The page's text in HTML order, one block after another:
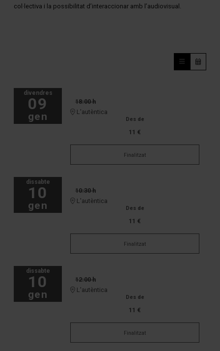
col·lectiva i la possibilitat d’interaccionar amb l’audiovisual.
divendres
09
gen
18:00 h
L'autèntica
Des de
11 €
Finalitzat
dissabte
10
gen
10:30 h
L'autèntica
Des de
11 €
Finalitzat
dissabte
10
gen
12:00 h
L'autèntica
Des de
11 €
Finalitzat